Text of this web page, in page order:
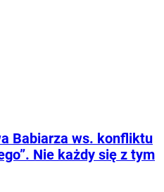
Babiarza ws. konfliktu
Nie każdy się z tym